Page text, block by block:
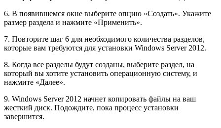
6. В появившемся окне выберите опцию «Создать». Укажите
размер раздела и нажмите «Применить».
7. Повторите шаг 6 для необходимого количества разделов,
которые вам требуются для установки Windows Server 2012.
8. Когда все разделы будут созданы, выберите раздел, на
который вы хотите установить операционную систему, и
нажмите «Далее».
9. Windows Server 2012 начнет копировать файлы на ваш
жесткий диск. Подождите, пока процесс установки
завершится.